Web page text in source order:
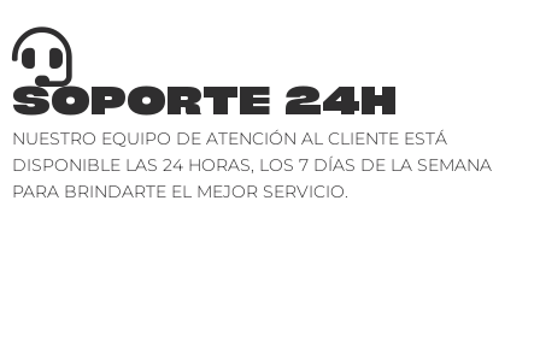
SOPORTE 24H
NUESTRO EQUIPO DE ATENCIÓN AL CLIENTE ESTÁ
DISPONIBLE LAS 24 HORAS, LOS 7 DÍAS DE LA SEMANA
PARA BRINDARTE EL MEJOR SERVICIO.